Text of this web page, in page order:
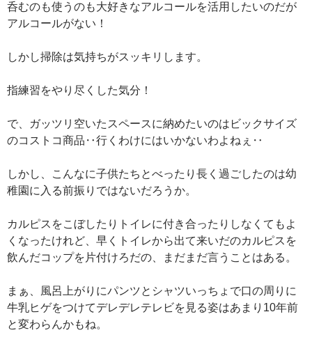
呑むのも使うのも大好きなアルコールを活用したいのだが
アルコールがない！
しかし掃除は気持ちがスッキリします。
指練習をやり尽くした気分！
で、ガッツリ空いたスペースに納めたいのはビックサイズ
のコストコ商品‥行くわけにはいかないわよねぇ‥
しかし、こんなに子供たちとべったり長く過ごしたのは幼
稚園に入る前振りではないだろうか。
カルピスをこぼしたりトイレに付き合ったりしなくてもよ
くなったけれど、早くトイレから出て来いだのカルピスを
飲んだコップを片付けろだの、まだまだ言うことはある。
まぁ、風呂上がりにパンツとシャツいっちょで口の周りに
牛乳ヒゲをつけてデレデレテレビを見る姿はあまり10年前
と変わらんかもね。